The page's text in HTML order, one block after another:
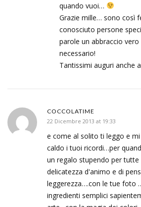
quando vuoi…
Grazie mille… sono così
conosciuto persone
parole un abbraccio
necessario!
Tantissimi auguri anche
COCCOLATIME
22 Dicembre 2013 at 19:33
e come al solito ti leggo e
caldo i tuoi ricordi…per
un regalo stupendo per
delicatezza d'animo e di
leggerezza….con le tue foto
ingredienti semplici